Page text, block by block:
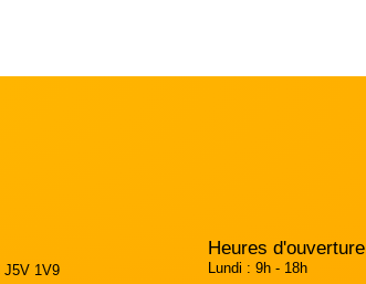
J5V 1V9
Heures d'ouverture
Lundi : 9h - 18h